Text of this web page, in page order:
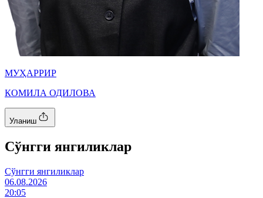
МУҲАРРИР
КОМИЛА ОДИЛОВА
Уланиш
Cўнгги янгиликлар
Cўнгги янгиликлар
06.08.2026
20:05